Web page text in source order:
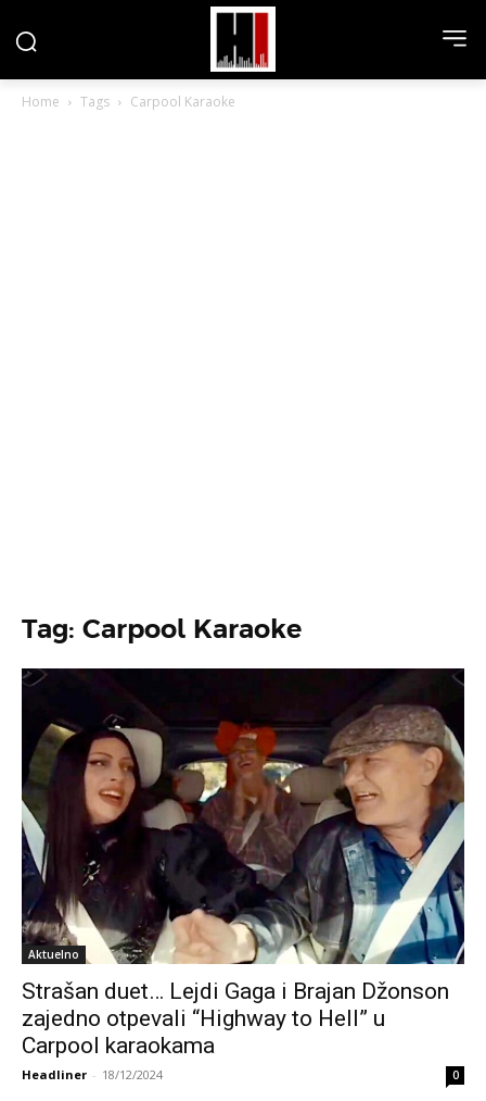
Home Tags Carpool Karaoke
Tag: Carpool Karaoke
Aktuelno
Strašan duet… Lejdi Gaga i Brajan Džonson
zajedno otpevali “Highway to Hell” u
Carpool karaokama
Headliner - 18/12/2024 0